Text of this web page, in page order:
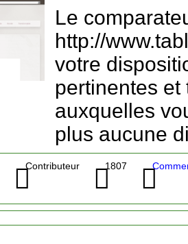
Le
http://
votre
pertinentes et
auxquelles
plus aucune
Contributeur 1807